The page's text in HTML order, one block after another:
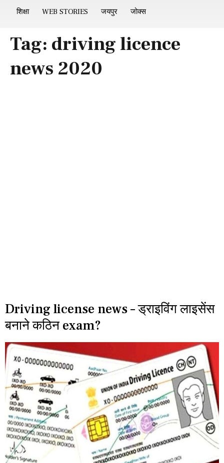
शिक्षा WEB STORIES जयपुर जोक्स
Tag: driving licence
news 2020
Driving license news – ड्राइविंग लाइसेंस
बनाने कठिन exam?